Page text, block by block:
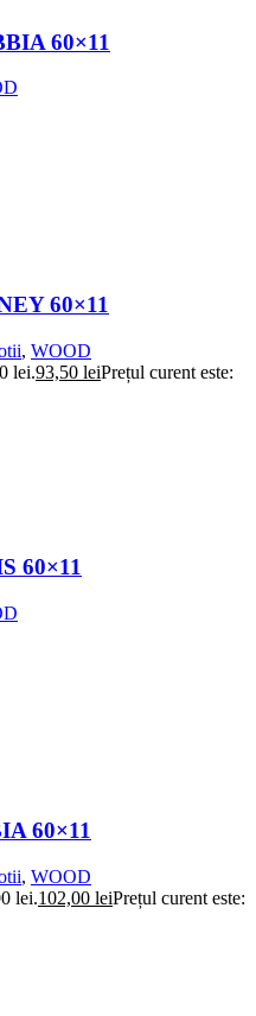
60×11
60×11
, WOOD
lei.93,50 leiPrețul curent este:
60×11
60×11
, WOOD
lei.102,00 leiPrețul curent este: